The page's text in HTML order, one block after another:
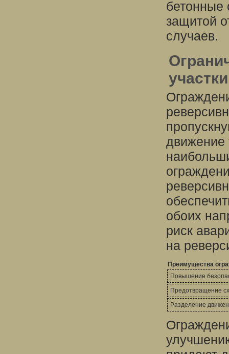
бетонные
защитой
случаев.
участки
движение
обоих
риск
на
Преимущества
Повышение
Предотвращение
Разделение